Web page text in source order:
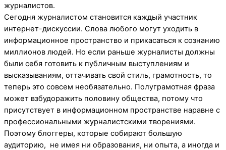
журналистов.
Сегодня журналистом становится каждый участник
интернет-дискуссии. Слова любого могут уходить в
информационное пространство и прикасаться к сознанию
миллионов людей. Но если раньше журналисты должны
были себя готовить к публичным выступлениям и
высказываниям, оттачивать свой стиль, грамотность, то
теперь это совсем необязательно. Полуграмотная фраза
может взбудоражить половину общества, потому что
присутствует в информационном пространстве наравне с
профессиональными журналистскими творениями.
Поэтому блоггеры, которые собирают большую
аудиторию, не имея ни образования, ни опыта, а иногда и